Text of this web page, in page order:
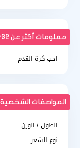
معلومات أكثر عن anor32
احب كرة القدم
المواصفات الشخصية
الطول / الوزن
نوع الشعر